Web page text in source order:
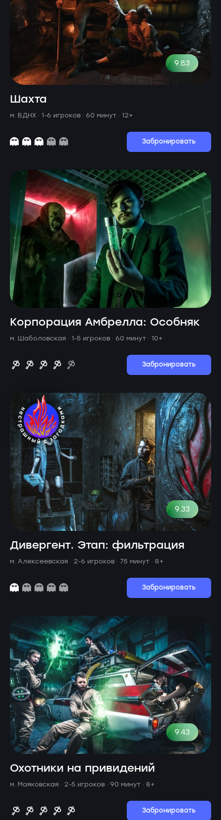
9.83
Шахта
м. ВДНХ · 1-6 игроков · 60 минут · 12+
Забронировать
Корпорация Амбрелла: Особняк
м. Шаболовская · 1-5 игроков · 60 минут · 10+
Забронировать
9.33
Дивергент. Этап: фильтрация
м. Алексеевская · 2-6 игроков · 75 минут · 8+
Забронировать
9.43
Охотники на привидений
м. Маяковская · 2-5 игроков · 90 минут · 8+
Забронировать